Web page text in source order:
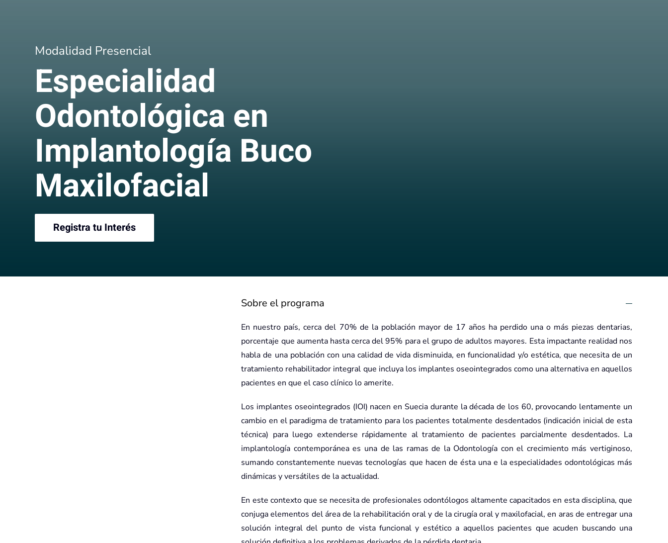
Modalidad Presencial
Especialidad
Odontológica en
Implantología Buco
Maxilofacial
Registra tu Interés
Sobre el programa
En nuestro país, cerca del 70% de la población mayor de 17 años ha perdido una o más piezas dentarias,
porcentaje que aumenta hasta cerca del 95% para el grupo de adultos mayores. Esta impactante realidad nos
habla de una población con una calidad de vida disminuida, en funcionalidad y/o estética, que necesita de un
tratamiento rehabilitador integral que incluya los implantes oseointegrados como una alternativa en aquellos
pacientes en que el caso clínico lo amerite.
Los implantes oseointegrados (IOI) nacen en Suecia durante la década de los 60, provocando lentamente un
cambio en el paradigma de tratamiento para los pacientes totalmente desdentados (indicación inicial de esta
técnica) para luego extenderse rápidamente al tratamiento de pacientes parcialmente desdentados. La
implantología contemporánea es una de las ramas de la Odontología con el crecimiento más vertiginoso,
sumando constantemente nuevas tecnologías que hacen de ésta una e la especialidades odontológicas más
dinámicas y versátiles de la actualidad.
En este contexto que se necesita de profesionales odontólogos altamente capacitados en esta disciplina, que
conjuga elementos del área de la rehabilitación oral y de la cirugía oral y maxilofacial, en aras de entregar una
solución integral del punto de vista funcional y estético a aquellos pacientes que acuden buscando una